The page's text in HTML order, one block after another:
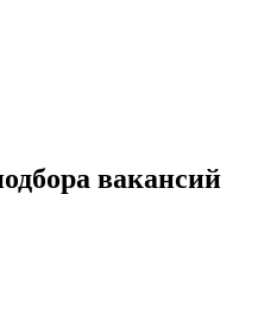
вакансий